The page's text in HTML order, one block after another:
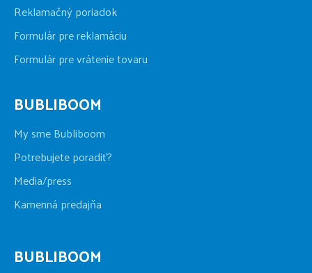
Reklamačný poriadok
Formulár pre reklamáciu
Formulár pre vrátenie tovaru
BUBLIBOOM
My sme Bubliboom
Potrebujete poradiť?
Media/press
Kamenná predajňa
BUBLIBOOM